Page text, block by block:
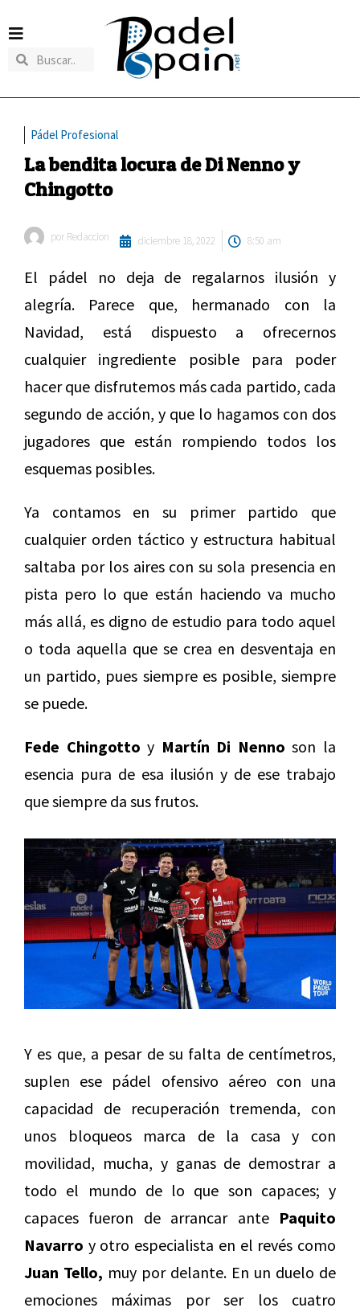
Pádel Profesional
La bendita locura de Di Nenno y
Chingotto
por Redaccion diciembre 18, 2022 8:50 am
El pádel no deja de regalarnos ilusión y
alegría. Parece que, hermanado con la
Navidad, está dispuesto a ofrecernos
cualquier ingrediente posible para poder
hacer que disfrutemos más cada partido, cada
segundo de acción, y que lo hagamos con dos
jugadores que están rompiendo todos los
esquemas posibles.
Ya contamos en su primer partido que
cualquier orden táctico y estructura habitual
saltaba por los aires con su sola presencia en
pista pero lo que están haciendo va mucho
más allá, es digno de estudio para todo aquel
o toda aquella que se crea en desventaja en
un partido, pues siempre es posible, siempre
se puede.
Fede Chingotto y Martín Di Nenno son la
esencia pura de esa ilusión y de ese trabajo
que siempre da sus frutos.
Y es que, a pesar de su falta de centímetros,
suplen ese pádel ofensivo aéreo con una
capacidad de recuperación tremenda, con
unos bloqueos marca de la casa y con
movilidad, mucha, y ganas de demostrar a
todo el mundo de lo que son capaces; y
capaces fueron de arrancar ante Paquito
Navarro y otro especialista en el revés como
Juan Tello, muy por delante. En un duelo de
emociones máximas por ser los cuatro